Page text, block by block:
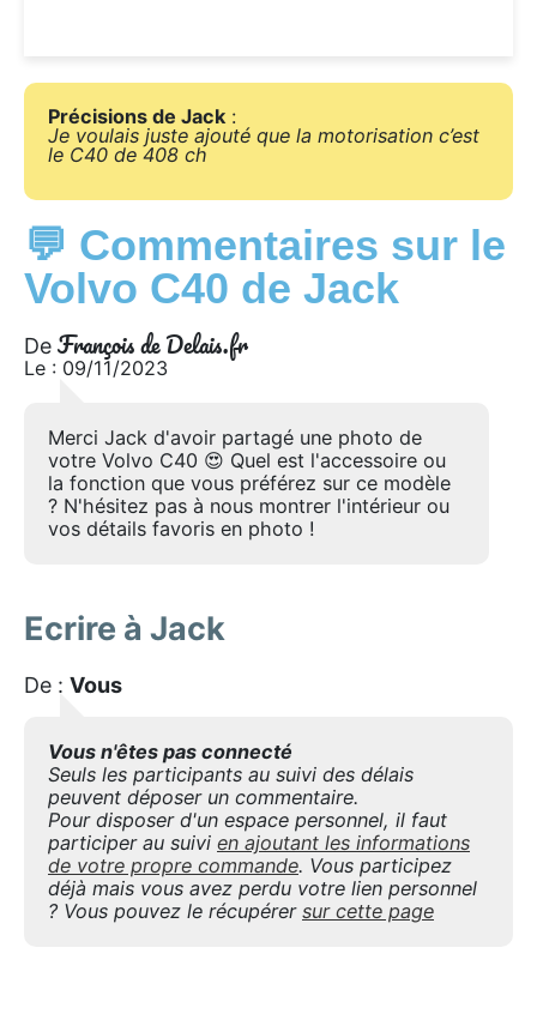
Précisions de Jack :
Je voulais juste ajouté que la motorisation c’est
le C40 de 408 ch
💬 Commentaires sur le
Volvo C40 de Jack
De François de Delais.fr
Le : 09/11/2023
Merci Jack d'avoir partagé une photo de
votre Volvo C40 😍 Quel est l'accessoire ou
la fonction que vous préférez sur ce modèle
? N'hésitez pas à nous montrer l'intérieur ou
vos détails favoris en photo !
Ecrire à Jack
De : Vous
Vous n'êtes pas connecté
Seuls les participants au suivi des délais
peuvent déposer un commentaire.
Pour disposer d'un espace personnel, il faut
participer au suivi en ajoutant les informations
de votre propre commande. Vous participez
déjà mais vous avez perdu votre lien personnel
? Vous pouvez le récupérer sur cette page